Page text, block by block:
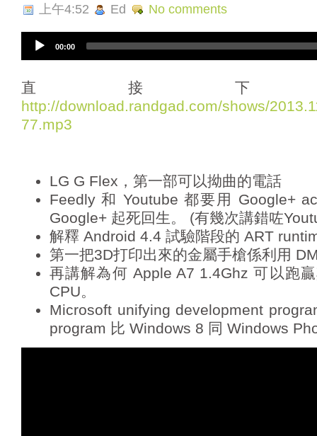
上午4:52 Ed No comments
i
o
P
l
00:00
直接
http://download.randgad.com/shows/
77.mp3
LG G Flex，第一部可以拗曲的電話
Feedly 和 Youtube 都要用 Google+
Google+ 起死回生。 (有幾次講錯咗
解釋 Android 4.4 試驗階段的 ART
第一把3D打印出來的金屬手槍係利用
再講解為何 Apple A7 1.4Ghz 可以跑
CPU。
Microsoft unifying development
program 比 Windows 8 同 Windows